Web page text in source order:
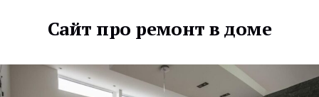
Сайт про ремонт в доме